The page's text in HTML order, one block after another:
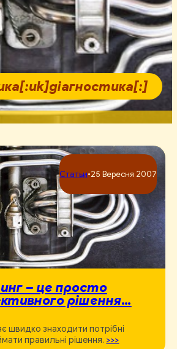
Статьи•25 Вересня 2007
– це просто
рішення…
швидко знаходити потрібні
правильні рішення. >>>